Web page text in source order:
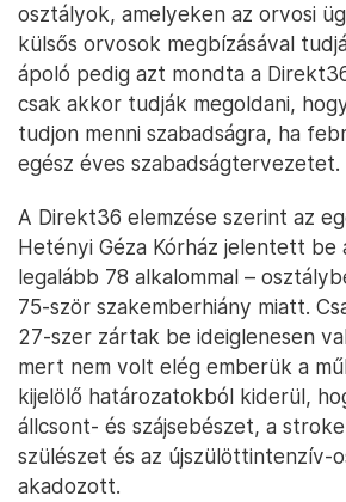
osztályok, amelyeken az orvosi
külsős orvosok megbízásával
ápoló pedig azt mondta a
csak akkor tudják megoldani,
tudjon menni szabadságra, ha
egész éves szabadságtervezetet.
A Direkt36 elemzése szerint az
Hetényi Géza Kórház jelentett be
legalább 78 alkalommal –
75-ször szakemberhiány miatt.
27-szer zártak be ideiglenesen
mert nem volt elég emberük a
kijelölő határozatokból kiderül,
állcsont- és szájsebészet, a
szülészet és az újszülöttintenzív-
akadozott.